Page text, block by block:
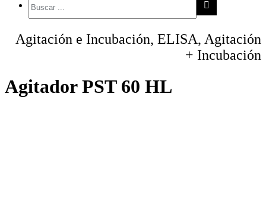
Agitación e Incubación, ELISA, Agitación
+ Incubación
Agitador PST 60 HL